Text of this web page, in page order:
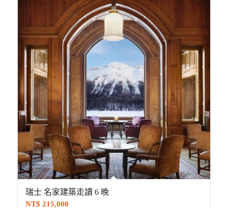
瑞士 名家建築走讀 6 晚
NT$ 215,000